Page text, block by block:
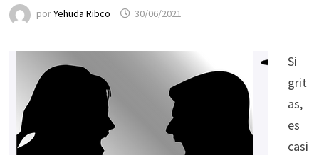
porYehuda Ribco 30/06/2021
Si
grit
as,
es
casi